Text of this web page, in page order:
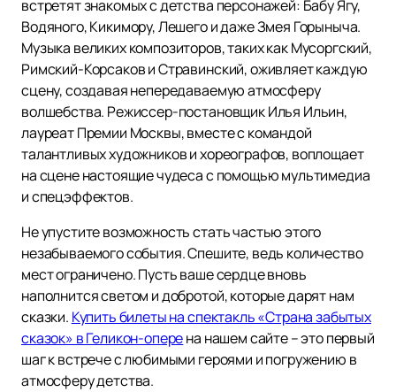
встретят знакомых с детства персонажей: Бабу Ягу,
Водяного, Кикимору, Лешего и даже Змея Горыныча.
Музыка великих композиторов, таких как Мусоргский,
Римский-Корсаков и Стравинский, оживляет каждую
сцену, создавая непередаваемую атмосферу
волшебства. Режиссер-постановщик Илья Ильин,
лауреат Премии Москвы, вместе с командой
талантливых художников и хореографов, воплощает
на сцене настоящие чудеса с помощью мультимедиа
и спецэффектов.
Не упустите возможность стать частью этого
незабываемого события. Спешите, ведь количество
мест ограничено. Пусть ваше сердце вновь
наполнится светом и добротой, которые дарят нам
сказки. Купить билеты на спектакль «Страна забытых
сказок» в Геликон-оперена нашем сайте – это первый
шаг к встрече с любимыми героями и погружению в
атмосферу детства.